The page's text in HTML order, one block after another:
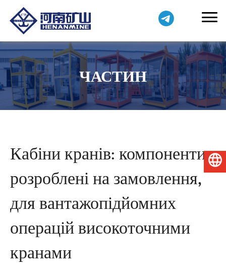
ЧАСТИН
Кабіни кранів: компоненти,
розроблені на замовлення,
для вантажопідйомних
операцій високоточними
кранами
Українська